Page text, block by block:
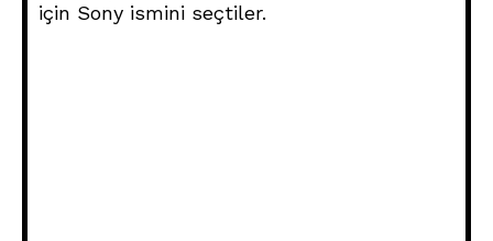
için Sony ismini seçtiler.